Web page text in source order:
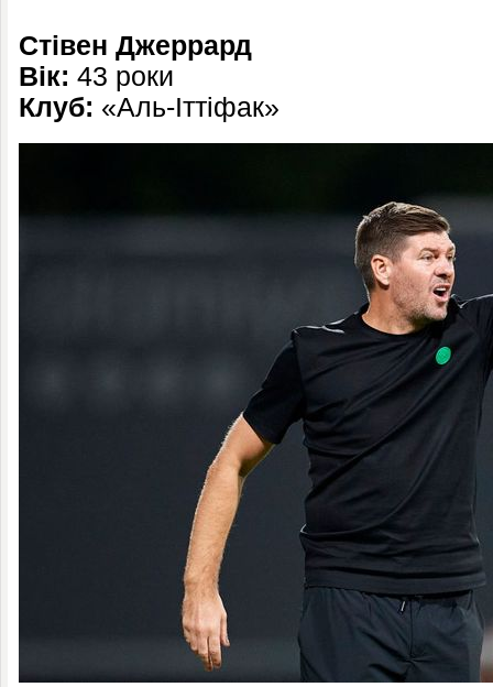
Стівен Джеррард
Вік: 43 роки
Клуб: «Аль-Іттіфак»